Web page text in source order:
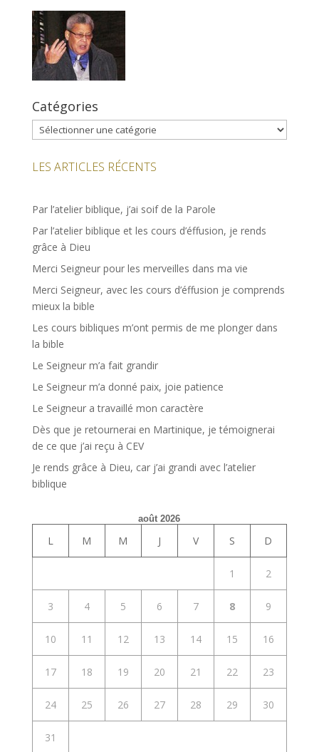
Catégories
Catégories
LES ARTICLES RÉCENTS
Par l’atelier biblique, j’ai soif de la Parole
Par l’atelier biblique et les cours d’éffusion, je rends
grâce à Dieu
Merci Seigneur pour les merveilles dans ma vie
Merci Seigneur, avec les cours d’éffusion je comprends
mieux la bible
Les cours bibliques m’ont permis de me plonger dans
la bible
Le Seigneur m’a fait grandir
Le Seigneur m’a donné paix, joie patience
Le Seigneur a travaillé mon caractère
Dès que je retournerai en Martinique, je témoignerai
de ce que j’ai reçu à CEV
Je rends grâce à Dieu, car j’ai grandi avec l’atelier
biblique
août 2026
L M M J V S D
1 2
3 4 5 6 7 8 9
10 11 12 13 14 15 16
17 18 19 20 21 22 23
24 25 26 27 28 29 30
31